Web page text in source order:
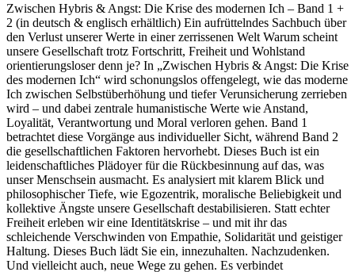
Zwischen Hybris & Angst: Die Krise des modernen Ich – Band 1 +
2 (in deutsch & englisch erhältlich) Ein aufrüttelndes Sachbuch über
den Verlust unserer Werte in einer zerrissenen Welt Warum scheint
unsere Gesellschaft trotz Fortschritt, Freiheit und Wohlstand
orientierungsloser denn je? In „Zwischen Hybris & Angst: Die Krise
des modernen Ich“ wird schonungslos offengelegt, wie das moderne
Ich zwischen Selbstüberhöhung und tiefer Verunsicherung zerrieben
wird – und dabei zentrale humanistische Werte wie Anstand,
Loyalität, Verantwortung und Moral verloren gehen. Band 1
betrachtet diese Vorgänge aus individueller Sicht, während Band 2
die gesellschaftlichen Faktoren hervorhebt. Dieses Buch ist ein
leidenschaftliches Plädoyer für die Rückbesinnung auf das, was
unser Menschsein ausmacht. Es analysiert mit klarem Blick und
philosophischer Tiefe, wie Egozentrik, moralische Beliebigkeit und
kollektive Ängste unsere Gesellschaft destabilisieren. Statt echter
Freiheit erleben wir eine Identitätskrise – und mit ihr das
schleichende Verschwinden von Empathie, Solidarität und geistiger
Haltung. Dieses Buch lädt Sie ein, innezuhalten. Nachzudenken.
Und vielleicht auch, neue Wege zu gehen. Es verbindet